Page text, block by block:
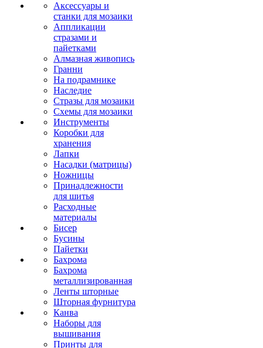
Аксессуары и
станки для мозаики
Аппликации
стразами и
пайетками
Алмазная живопись
Гранни
На подрамнике
Наследие
Стразы для мозаики
Схемы для мозаики
Инструменты
Коробки для
хранения
Лапки
Насадки (матрицы)
Ножницы
Принадлежности
для шитья
Расходные
материалы
Бисер
Бусины
Пайетки
Бахрома
Бахрома
металлизированная
Ленты шторные
Шторная фурнитура
Канва
Наборы для
вышивания
Принты для